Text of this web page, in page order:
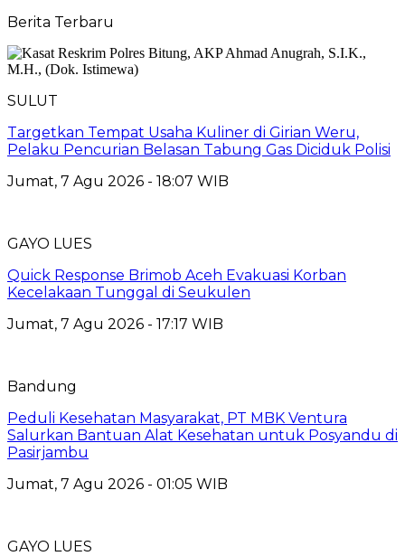
Berita Terbaru
SULUT
Targetkan Tempat Usaha Kuliner di Girian Weru,
Pelaku Pencurian Belasan Tabung Gas Diciduk Polisi
Jumat, 7 Agu 2026 - 18:07 WIB
GAYO LUES
Quick Response Brimob Aceh Evakuasi Korban
Kecelakaan Tunggal di Seukulen
Jumat, 7 Agu 2026 - 17:17 WIB
Bandung
Peduli Kesehatan Masyarakat, PT MBK Ventura
Salurkan Bantuan Alat Kesehatan untuk Posyandu di
Pasirjambu
Jumat, 7 Agu 2026 - 01:05 WIB
GAYO LUES